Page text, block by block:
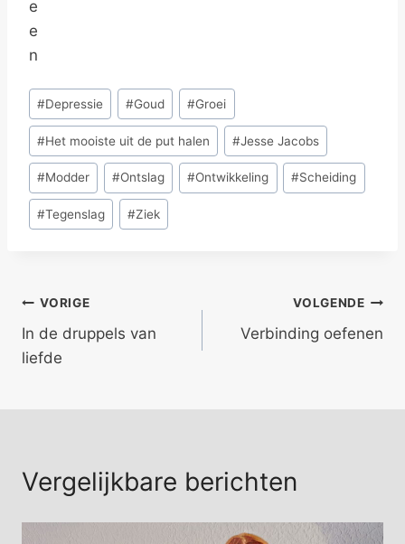
Bericht
tags:
#Depressie #Goud #Groei
#Het mooiste uit de put halen #Jesse Jacobs
#Modder #Ontslag #Ontwikkeling #Scheiding
#Tegenslag #Ziek
Bericht
navigatie
VORIGE
In de druppels van
liefde
VOLGENDE
Verbinding oefenen
Vergelijkbare berichten